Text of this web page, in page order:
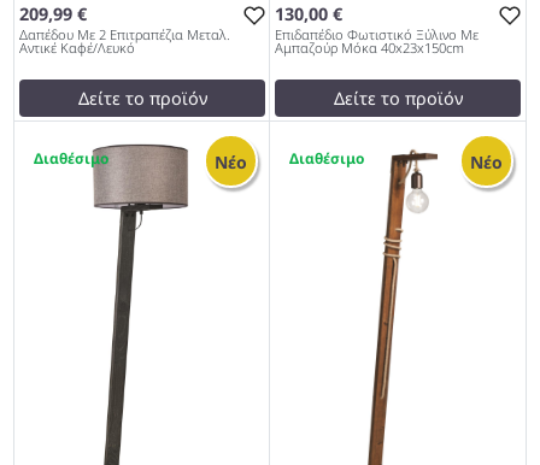
209,99 €
Δαπέδου Με 2 Επιτραπέζια Μεταλ.
Αντικέ Καφέ/Λευκό
Δείτε το προϊόν
testFalse
Δαπέδου Με 2 Επιτραπέζια
Μεταλ. Αντικέ Καφέ/Λευκό
130,00 €
Επιδαπέδιο Φωτιστικό Ξύλινο Με
Αμπαζούρ Μόκα 40x23x150cm
Δείτε το προϊόν
testFalse
Επιδαπέδιο Φωτιστικό
Ξύλινο Με Αμπαζούρ Μόκα
40x23x150cm 967
Νέο Νέο